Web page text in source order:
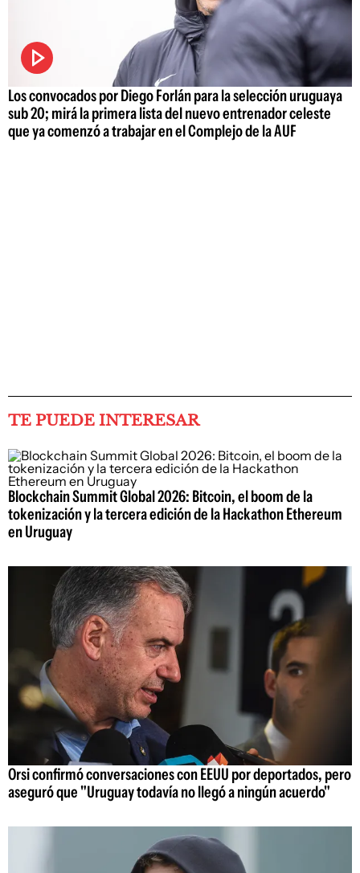
Los convocados por Diego Forlán para la selección uruguaya
sub 20; mirá la primera lista del nuevo entrenador celeste
que ya comenzó a trabajar en el Complejo de la AUF
TE PUEDE INTERESAR
Blockchain Summit Global 2026: Bitcoin, el boom de la
tokenización y la tercera edición de la Hackathon Ethereum
en Uruguay
Orsi confirmó conversaciones con EEUU por deportados, pero
aseguró que "Uruguay todavía no llegó a ningún acuerdo"